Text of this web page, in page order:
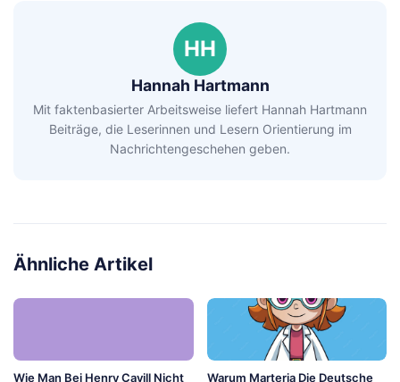
HH
Hannah Hartmann
Mit faktenbasierter Arbeitsweise liefert Hannah Hartmann
Beiträge, die Leserinnen und Lesern Orientierung im
Nachrichtengeschehen geben.
Ähnliche Artikel
Wie Man Bei Henry Cavill Nicht
Warum Marteria Die Deutsche